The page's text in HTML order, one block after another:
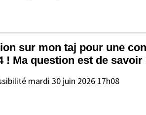
sur mon taj pour une
! Ma question est de
mardi 30 juin 2026 17h08